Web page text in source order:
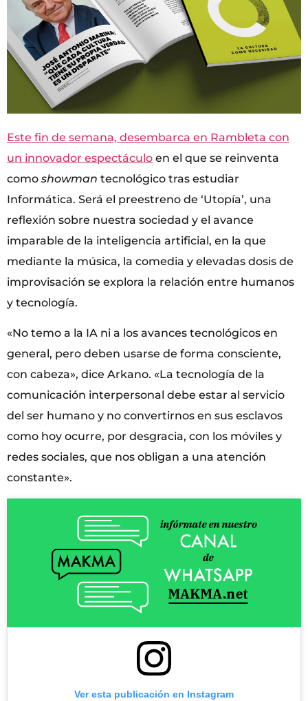
Este fin de semana, desembarca en Rambleta con
un innovador espectáculo en el que se reinventa
como showman tecnológico tras estudiar
Informática. Será el preestreno de ‘Utopía’, una
reflexión sobre nuestra sociedad y el avance
imparable de la inteligencia artificial, en la que
mediante la música, la comedia y elevadas dosis de
improvisación se explora la relación entre humanos
y tecnología.
«No temo a la IA ni a los avances tecnológicos en
general, pero deben usarse de forma consciente,
con cabeza», dice Arkano. «La tecnología de la
comunicación interpersonal debe estar al servicio
del ser humano y no convertirnos en sus esclavos
como hoy ocurre, por desgracia, con los móviles y
redes sociales, que nos obligan a una atención
constante».
Ver esta publicación en Instagram